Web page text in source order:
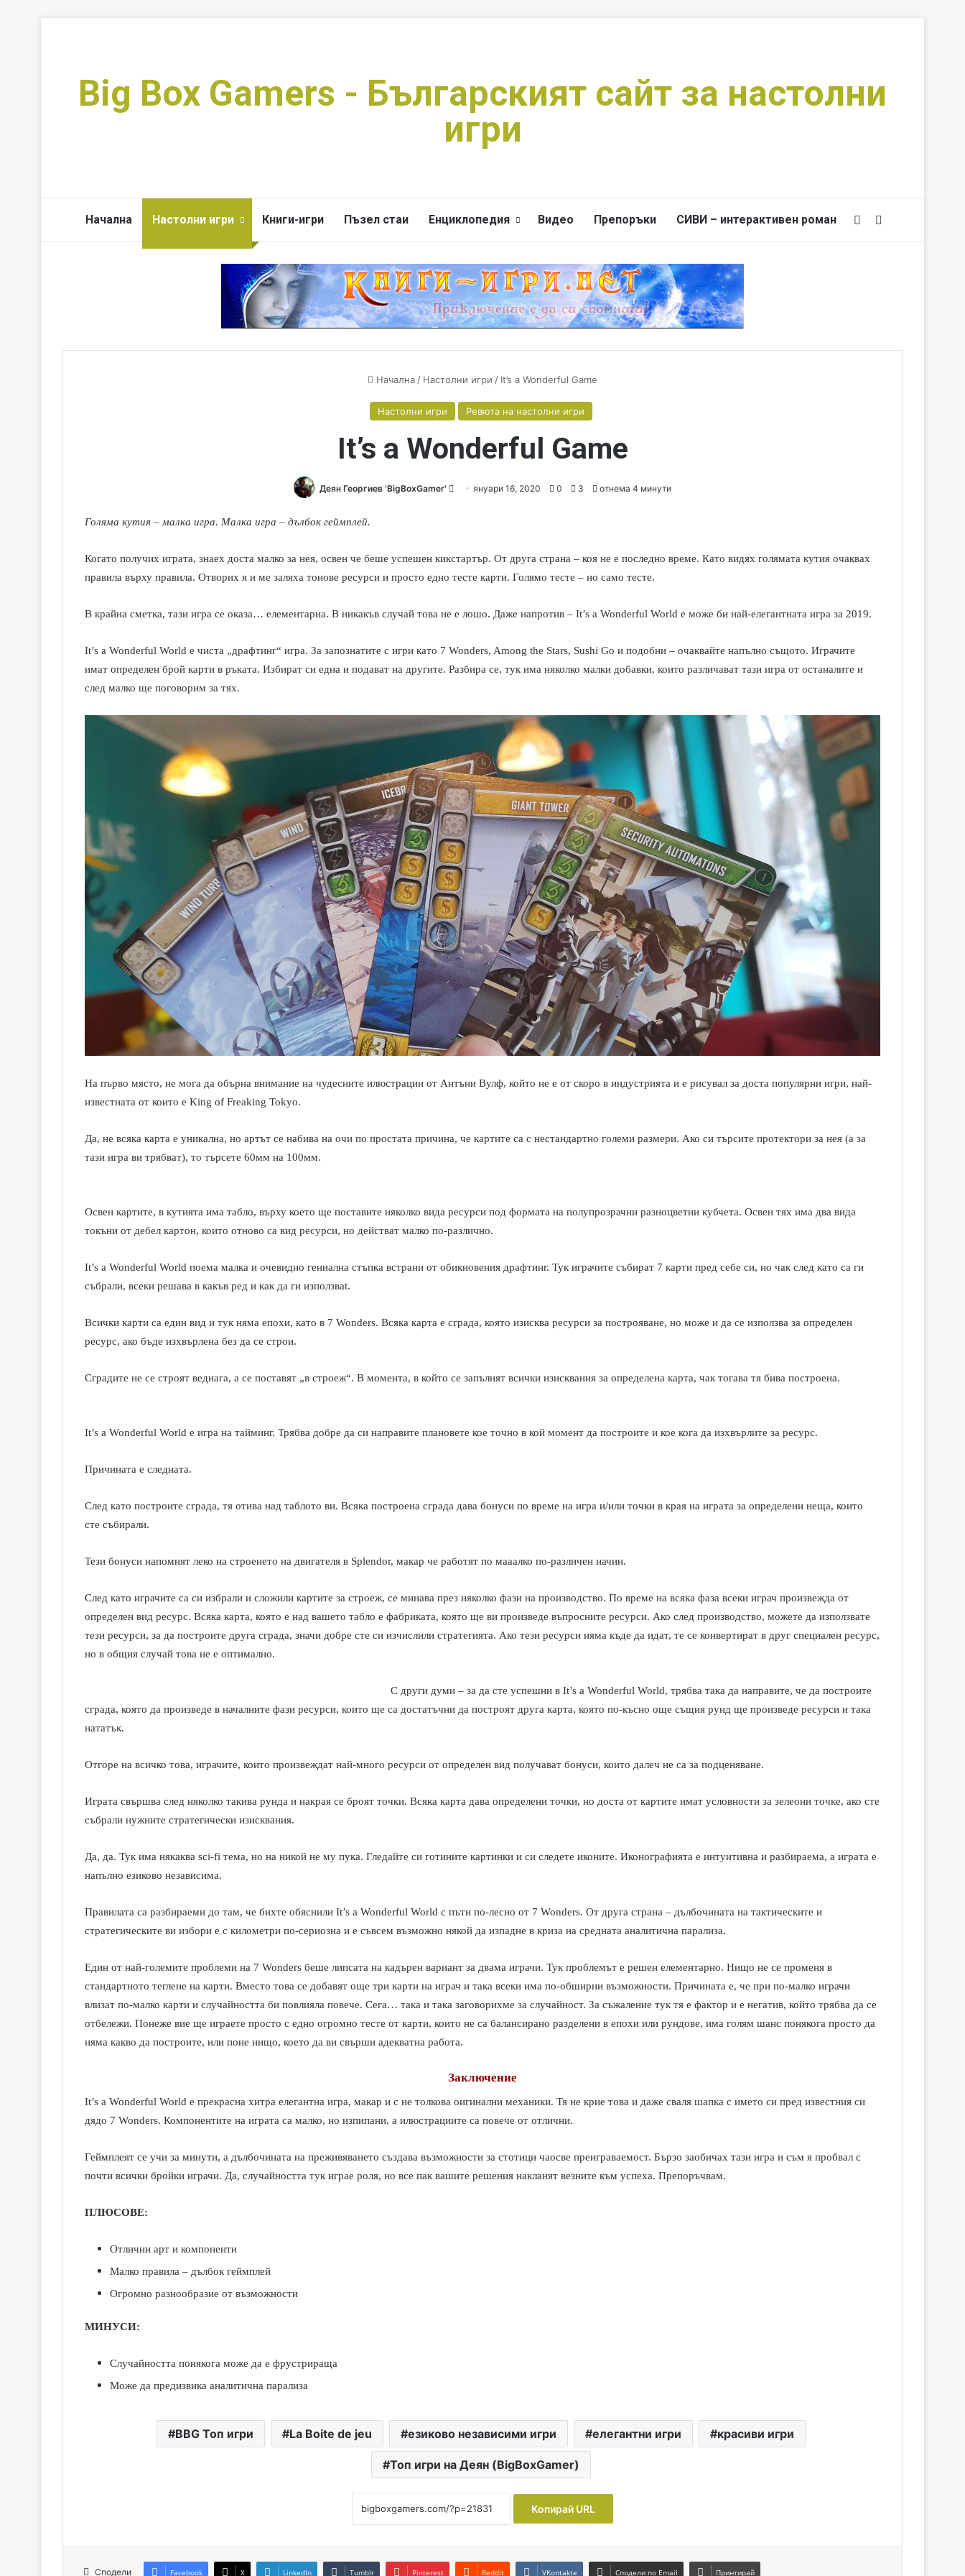
Big Box Gamers - Българският сайт за настолни
игри
Начална Настолни игри Книги-игри Пъзел стаи Енциклопедия Видео Препоръки СИВИ – интерактивен роман Switch skin
Начална / Настолни игри / It’s a Wonderful Game
Настолни игри Ревюта на настолни игри
It’s a Wonderful Game
Деян Георгиев 'BigBoxGamer'
a
n
януари 16, 2020 0 3 отнема 4 минути
Голяма кутия – малка игра. Малка игра – дълбок геймплей.
Когaто получих играта, знаех доста малко за нея, освен че беше успешен кикстартър. От друга страна – коя не е последно време. Като видях голямата кутия очаквах
правила върху правила. Отворих я и ме заляха тонове ресурси и просто едно тесте карти. Голямо тесте – но само тесте.
В крайна сметка, тази игра се оказа… елементарна. В никакъв случай това не е лошо. Даже напротив – It’s a Wonderful World е може би най-елегантната игра за 2019.
It’s a Wonderful World е чиста „драфтинг“ игра. За запознатите с игри като 7 Wonders, Among the Stars, Sushi Go и подобни – очаквайте напълно същото. Играчите
имат определен брой карти в ръката. Избират си една и подават на другите. Разбира се, тук има няколко малки добавки, които различават тази игра от останалите и
след малко ще поговорим за тях.
На първо място, не мога да обърна внимание на чудесните илюстрации oт Антъни Вулф, който не е от скоро в индустрията и е рисувал за доста популярни игри, най-
известната от които е King of Freaking Tokyo.
Да, не всяка карта е уникална, но артът се набива на очи по простата причина, че картите са с нестандартно големи размери. Ако си търсите протектори за нея (а за
тази игра ви трябват), то търсете 60мм на 100мм.
Освен картите, в кутията има табло, върху което ще поставите няколко вида ресурси под формата на полупрозрачни разноцветни кубчета. Освен тях има два вида
токъни от дебел картон, които отново са вид ресурси, но действат малко по-различно.
It’s a Wonderful World поема малка и очевидно гениална стъпка встрани от обикновения драфтинг. Тук играчите събират 7 карти пред себе си, но чак след като са ги
събрали, всеки решава в какъв ред и как да ги използваt.
Всички карти са един вид и тук няма епохи, като в 7 Wonders. Всяка карта е сграда, която изисква ресурси за построяване, но може и да се използва за определен
ресурс, ако бъде изхвърлена без да се строи.
Сградите не се строят веднага, а се поставят „в строеж“. В момента, в който се запълнят всички изисквания за определена карта, чак тогава тя бива построена.
It’s a Wonderful World е игра на тайминг. Трябва добре да си направите плановете кое точно в кой момент да построите и кое кога да изхвърлите за ресурс.
Причината е следната.
След като построите сграда, тя отива над таблото ви. Всяка построена сграда дава бонуси по време на игра и/или точки в края на играта за определени неща, които
сте събирали.
Тези бонуси напомнят леко на строенето на двигателя в Splendor, макар че работят по мааалко по-различен начин.
След като играчите са си избрали и сложили картите за строеж, се минава през няколко фази на производство. По време на всяка фаза всеки играч произвежда от
определен вид ресурс. Всяка карта, която е над вашето табло е фабриката, която ще ви произведе въпросните ресурси. Ако след производство, можете да използвате
тези ресурси, за да построите друга сграда, значи добре сте си изчислили стратегията. Ако тези ресурси няма къде да идат, те се конвертират в друг специален ресурс,
но в общия случай това не е оптимално.
С други думи – за да сте успешни вIt’s a Wonderful World,трябва така да направите, че да построите
сграда, която да произведе в началните фази ресурси, които ще са достатъчни да построят друга карта, която по-късно още същия рунд ще произведе ресурси и така
нататък.
Отгоре на всичко това, играчите, които произвеждат най-много ресурси от определен вид получават бонуси, които далеч не са за подценяване.
Играта свършва след няколко такива рунда и накрая се броят точки. Всяка карта дава определени точки, но доста от картите имат условности за зелеони точке, ако сте
събрали нужните стратегически изисквания.
Да, да. Тук има някаква sci-fi тема, но на никой не му пука. Гледайте си готините картинки и си следете иконите. Иконографията е интуитивна и разбираема, а играта е
напълно езиково независима.
Правилата са разбираеми до там, че бихте обяснили It’s a Wonderful World с пъти по-лесно от 7 Wonders. От друга страна – дълбочината на тактическите и
стратегическите ви избори е с километри по-сериозна и е съвсем възможно някой да изпадне в криза на средната аналитична парализа.
Един от най-големите проблеми на 7 Wonders беше липсата на кадърен вариант за двама играчи. Тук проблемът е решен елементарно. Нищо не се променя в
стандартното теглене на карти. Вместо това се добавят още три карти на играч и така всеки има по-обширни възможности. Причината е, че при по-малко играчи
влизат по-малко карти и случайността би повлияла повече. Сега… така и така заговорихме за случайност. За съжаление тук тя е фактор и е негатив, който трябва да се
отбележи. Понеже вие ще играете просто с едно огромно тесте от карти, които не са балансирано разделени в епохи или рундове, има голям шанс понякога просто да
няма какво да построите, или поне нищо, което да ви свърши адекватна работа.
Заключение
It’s a Wonderful World e прекрасна хитра елегантна игра, макар и с не толкова оигинални механики. Тя не крие това и даже сваля шапка с името си пред известния си
дядо 7 Wonders. Компонентите на играта са малко, но изпипани, а илюстрациите са повече от отлични.
Геймплеят се учи за минути, а дълбочината на преживяването създава възможности за стотици чаосве преиграваемост. Бързо заобичах тази игра и съм я пробвал с
почти всички бройки играчи. Да, случайността тук играе роля, но все пак вашите решения накланят везните към успеха. Препоръчвам.
ПЛЮСОВЕ:
Отлични арт и компоненти
Малко правила – дълбок геймплей
Огромно разнообразие от възможности
МИНУСИ:
Случайността понякога може да е фрустрираща
Може да предизвика аналитична парализа
BBG Топ игри La Boite de jeu езиково независими игри елегантни игри красиви игри
Топ игри на Деян (BigBoxGamer)
Копирай URL
Сподели Facebook X LinkedIn Tumblr Pinterest Reddit VKontakte Сподели по Email Принтирай